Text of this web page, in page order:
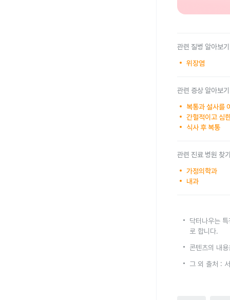
관련 질병 알아보기
위장염
관련 증상 알아보기
복통과 설사를
간헐적이고 심
식사 후 복통
관련 진료 병원 찾
가정의학과
내과
닥터나우는
로 합니다.
콘텐츠의 내
그 외 출처 :